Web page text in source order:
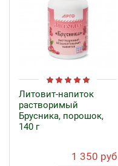
Литовит-напиток
растворимый
Брусника, порошок,
140 г
1 350 руб